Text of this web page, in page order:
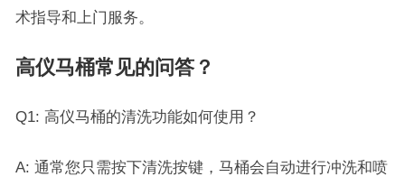
术指导和上门服务。
高仪马桶常见的问答？
Q1: 高仪马桶的清洗功能如何使用？
A: 通常您只需按下清洗按键，马桶会自动进行冲洗和喷